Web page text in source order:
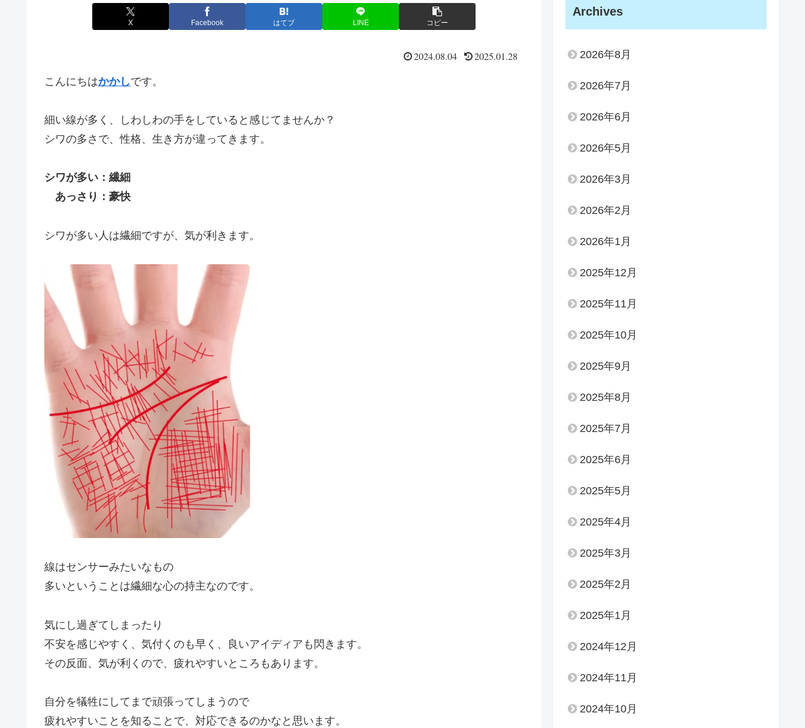
X Facebook はてブ LINE コピー
2024.08.04 2025.01.28
こんにちはかかしです。
細い線が多く、しわしわの手をしていると感じてませんか？
シワの多さで、性格、生き方が違ってきます。
シワが多い：繊細
あっさり：豪快
シワが多い人は繊細ですが、気が利きます。
線はセンサーみたいなもの
多いということは繊細な心の持主なのです。
気にし過ぎてしまったり
不安を感じやすく、気付くのも早く、良いアイディアも閃きます。
その反面、気が利くので、疲れやすいところもあります。
自分を犠牲にしてまで頑張ってしまうので
疲れやすいことを知ることで、対応できるのかなと思います。
Archives
2026年8月
2026年7月
2026年6月
2026年5月
2026年3月
2026年2月
2026年1月
2025年12月
2025年11月
2025年10月
2025年9月
2025年8月
2025年7月
2025年6月
2025年5月
2025年4月
2025年3月
2025年2月
2025年1月
2024年12月
2024年11月
2024年10月